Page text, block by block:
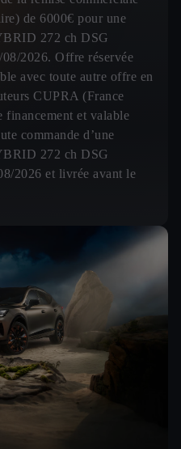
de 6000€ pour une
272 ch DSG
2026. Offre réservée
avec toute autre offre en
CUPRA (France
financement et valable
commande d’une
272 ch DSG
2026 et livrée avant le